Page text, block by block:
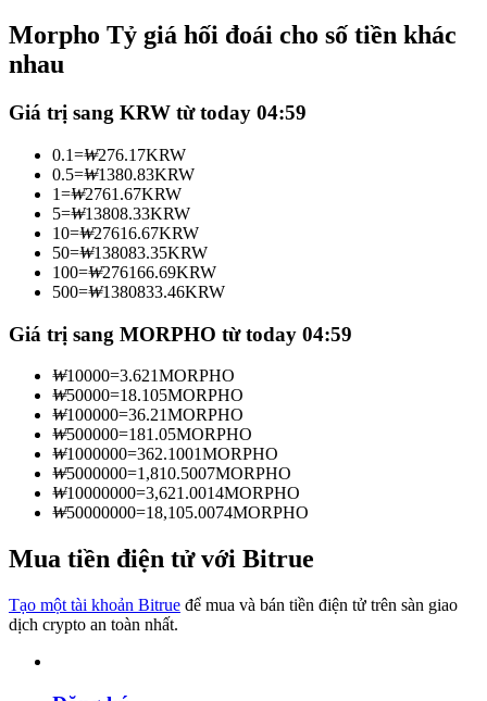
Trở thành Nhà giao dịch Sao chép
Tận hưởng chia sẻ lợi nhuận và hoa hồng giao dịch sao chép
Thông tin
Morpho Tỷ giá hối đoái cho số tiền khác
nhau
Giá trị sang KRW từ today 04:59
0.1=₩276.17KRW
0.5=₩1380.83KRW
1=₩2761.67KRW
5=₩13808.33KRW
10=₩27616.67KRW
50=₩138083.35KRW
100=₩276166.69KRW
500=₩1380833.46KRW
Giá trị sang MORPHO từ today 04:59
₩10000=3.621MORPHO
₩50000=18.105MORPHO
₩100000=36.21MORPHO
₩500000=181.05MORPHO
₩1000000=362.1001MORPHO
₩5000000=1,810.5007MORPHO
₩10000000=3,621.0014MORPHO
₩50000000=18,105.0074MORPHO
Mua tiền điện tử với Bitrue
Tạo một tài khoản Bitrue để mua và bán tiền điện tử trên sàn giao
dịch crypto an toàn nhất.